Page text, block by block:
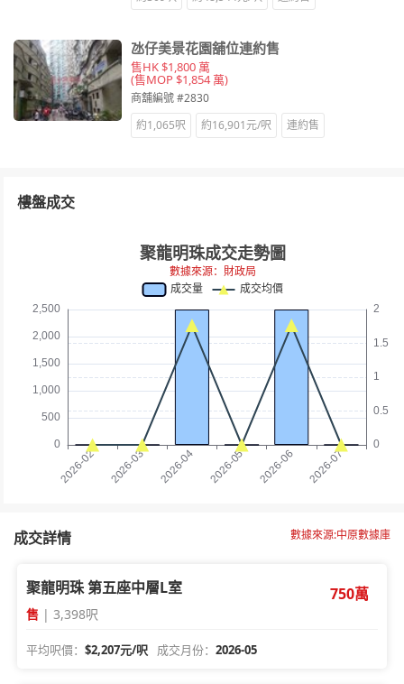
氹仔美景花園舖位連約售
售HK $1,800 萬
(售MOP $1,854 萬)
商舖編號 #2830
約1,065呎
約16,901元/呎 連約售
樓盤成交
成交詳情 數據來源:中原數據庫
聚龍明珠 第五座中層L室
售 | 3,398呎
750萬
平均呎價：$2,207元/呎 成交月份：2026-05